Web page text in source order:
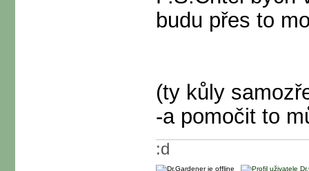
budu přes to
(ty kůly
-a pomočit to
:d